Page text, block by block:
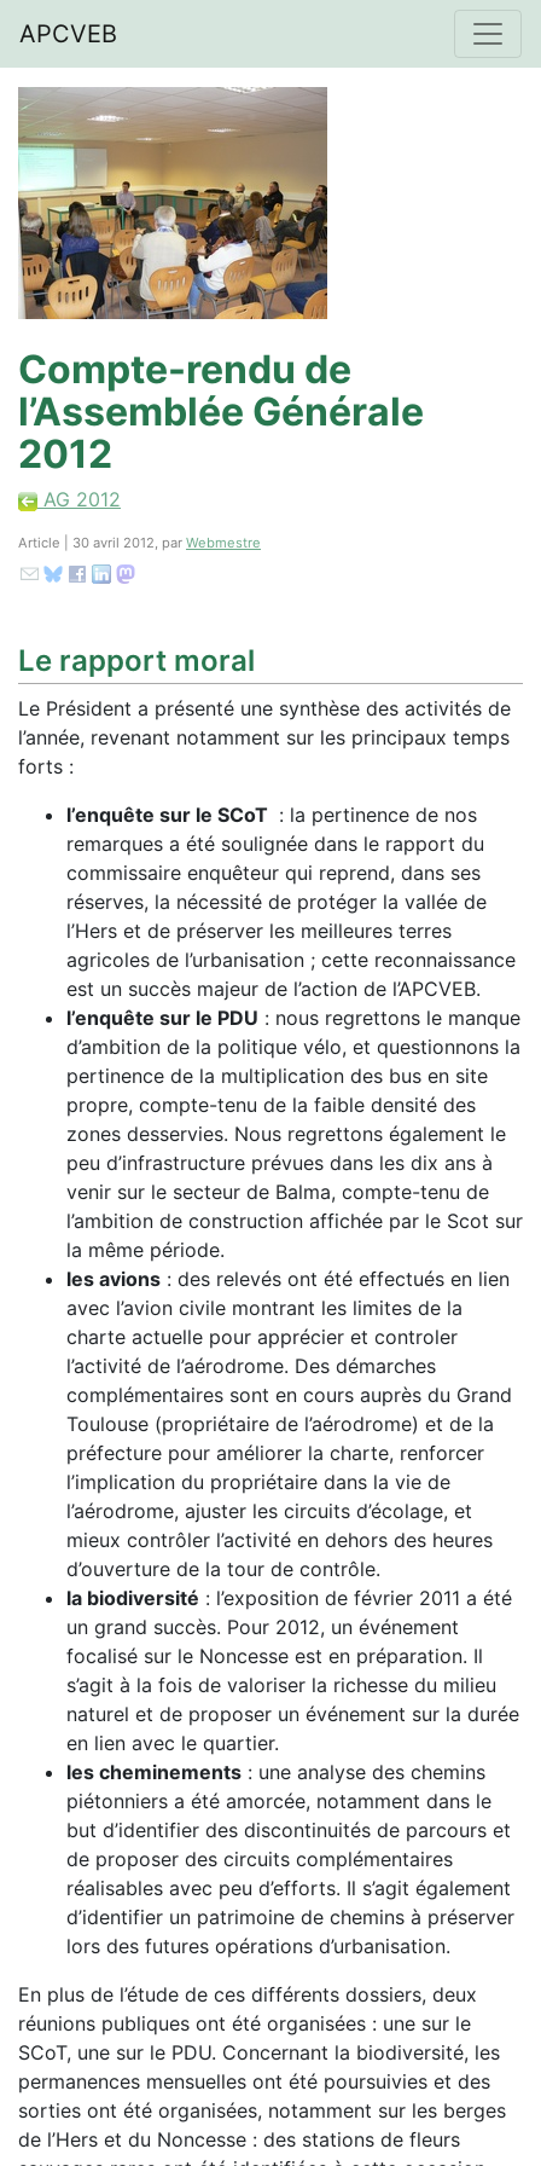
APCVEB
Compte-rendu de
l’Assemblée Générale
2012
AG 2012
Article | 30 avril 2012, par Webmestre
Le rapport moral
Le Président a présenté une synthèse des activités de
l’année, revenant notamment sur les principaux temps
forts :
l’enquête sur le SCoT : la pertinence de nos
remarques a été soulignée dans le rapport du
commissaire enquêteur qui reprend, dans ses
réserves, la nécessité de protéger la vallée de
l’Hers et de préserver les meilleures terres
agricoles de l’urbanisation ; cette reconnaissance
est un succès majeur de l’action de l’APCVEB.
l’enquête sur le PDU : nous regrettons le manque
d’ambition de la politique vélo, et questionnons la
pertinence de la multiplication des bus en site
propre, compte-tenu de la faible densité des
zones desservies. Nous regrettons également le
peu d’infrastructure prévues dans les dix ans à
venir sur le secteur de Balma, compte-tenu de
l’ambition de construction affichée par le Scot sur
la même période.
les avions : des relevés ont été effectués en lien
avec l’avion civile montrant les limites de la
charte actuelle pour apprécier et controler
l’activité de l’aérodrome. Des démarches
complémentaires sont en cours auprès du Grand
Toulouse (propriétaire de l’aérodrome) et de la
préfecture pour améliorer la charte, renforcer
l’implication du propriétaire dans la vie de
l’aérodrome, ajuster les circuits d’écolage, et
mieux contrôler l’activité en dehors des heures
d’ouverture de la tour de contrôle.
la biodiversité : l’exposition de février 2011 a été
un grand succès. Pour 2012, un événement
focalisé sur le Noncesse est en préparation. Il
s’agit à la fois de valoriser la richesse du milieu
naturel et de proposer un événement sur la durée
en lien avec le quartier.
les cheminements : une analyse des chemins
piétonniers a été amorcée, notamment dans le
but d’identifier des discontinuités de parcours et
de proposer des circuits complémentaires
réalisables avec peu d’efforts. Il s’agit également
d’identifier un patrimoine de chemins à préserver
lors des futures opérations d’urbanisation.
En plus de l’étude de ces différents dossiers, deux
réunions publiques ont été organisées : une sur le
SCoT, une sur le PDU. Concernant la biodiversité, les
permanences mensuelles ont été poursuivies et des
sorties ont été organisées, notamment sur les berges
de l’Hers et du Noncesse : des stations de fleurs